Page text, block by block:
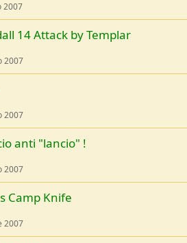
2007
14 Attack by Templar
2007
2007
anti "lancio" !
2007
Camp Knife
2007